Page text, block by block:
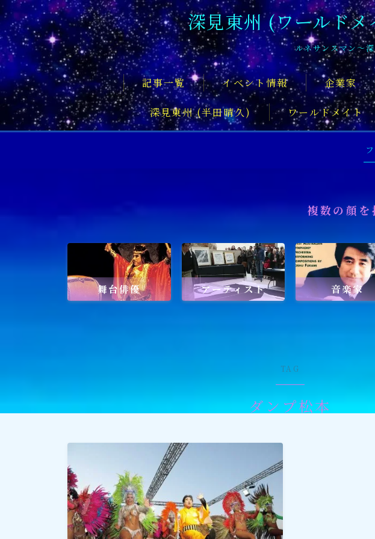
深見東州 (ワールド
ルネサンスマン〜
記事一覧 イベント情報 企業家
深見東州 (半田晴久) ワールドメイト
フロントページ
文化・芸術活動
社会貢献 社会貢献
深見東州 (半田晴久)
ワールドメイト
神道・宗教
深見東州
舞台俳優
ワールド
複数の顔
舞台俳優 アーティスト 音楽家
TAG
ダンプ松本